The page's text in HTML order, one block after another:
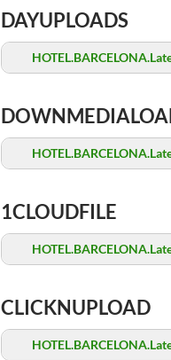
DAYUPLOADS
1CLOUDFILE
CLICKNUPLOAD